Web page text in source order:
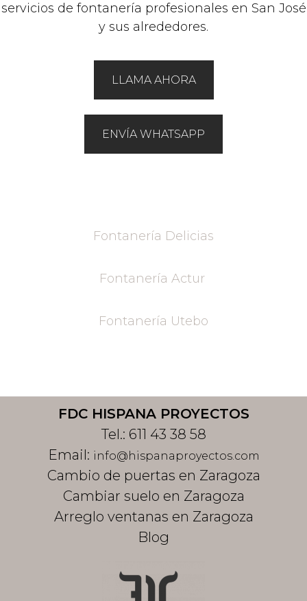
servicios de fontanería profesionales en San José
y sus alrededores.
LLAMA AHORA
ENVÍA WHATSAPP
Fontanería Delicias
Fontanería Actur
Fontanería Utebo
FDC HISPANA PROYECTOS
Tel.: 611 43 38 58
Email: info@hispanaproyectos.com
Cambio de puertas en Zaragoza
Cambiar suelo en Zaragoza
Arreglo ventanas en Zaragoza
Blog